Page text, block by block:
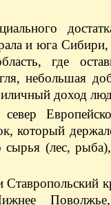
и юга Сибири,
где
небольшая
доход
который
сырья (лес,